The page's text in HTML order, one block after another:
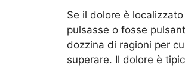
Se il dolore è
pulsasse o fosse
dozzina di ragioni per
superare. Il dolore è